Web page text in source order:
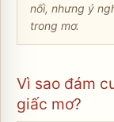
nối, nhưng ý
trong mơ.
Vì sao đám
giấc mơ?